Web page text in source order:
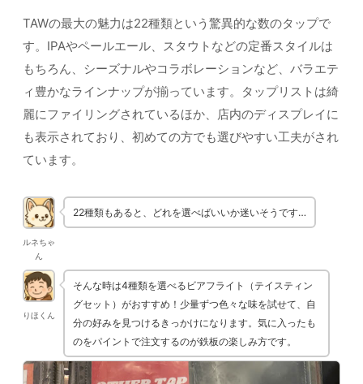
TAWの最大の魅力は22種類という驚異的な数のタップで
す。IPAやペールエール、スタウトなどの定番スタイルは
もちろん、シーズナルやコラボレーションなど、バラエテ
ィ豊かなラインナップが揃っています。タップリストは綺
麗にファイリングされているほか、店内のディスプレイに
も表示されており、初めての方でも選びやすい工夫がされ
ています。
ルネちゃ
ん
22種類もあると、どれを選べばいいか迷いそうです…
りほくん
そんな時は4種類を選べるビアフライト（テイスティン
グセット）がおすすめ！少量ずつ色々な味を試せて、自
分の好みを見つけるきっかけになります。気に入ったも
のをパイントで注文するのが鉄板の楽しみ方です。